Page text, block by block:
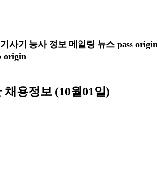
사기 능사 정보 메일링 뉴스 pass origin
origin
용정보 (10월01일)